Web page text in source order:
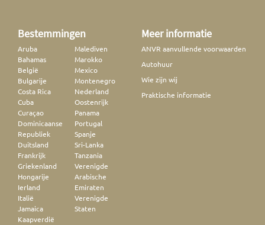
Bestemmingen
Aruba
Bahamas
België
Bulgarije
Costa Rica
Cuba
Curaçao
Dominicaanse
Republiek
Duitsland
Frankrijk
Griekenland
Hongarije
Ierland
Italië
Jamaica
Kaapverdië
Malediven
Marokko
Mexico
Montenegro
Nederland
Oostenrijk
Panama
Portugal
Spanje
Sri-Lanka
Tanzania
Verenigde
Arabische
Emiraten
Verenigde
Staten
Meer informatie
ANVR aanvullende voorwaarden
Autohuur
Wie zijn wij
Praktische informatie